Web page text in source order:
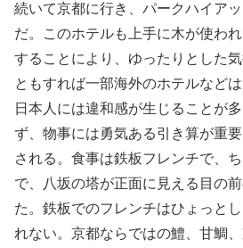
続いて京都に行き、パークハイア
だ。このホテルも上手に木が使わ
することにより、ゆったりとした
ともすれば一部海外のホテルなど
日本人には違和感が生じることが
ず、物事には勇気ある引き算が重
される。食事は鉄板フレンチで、
で、八坂の塔が正面に見える目の
た。鉄板でのフレンチはひょっと
れない。京都ならではの鱧、甘鯛